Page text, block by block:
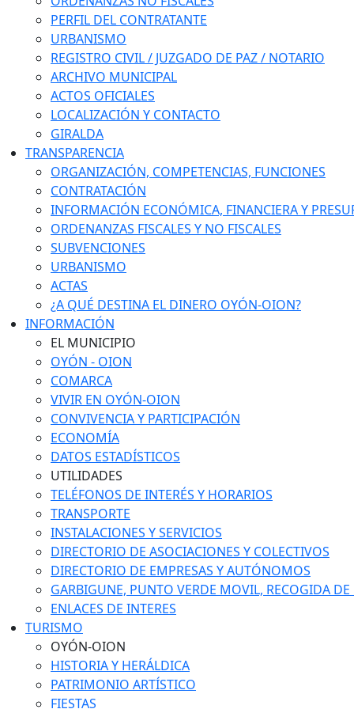
PERFIL DEL CONTRATANTE
URBANISMO
REGISTRO CIVIL / JUZGADO DE PAZ / NOTARIO
ARCHIVO MUNICIPAL
ACTOS OFICIALES
LOCALIZACIÓN Y CONTACTO
GIRALDA
TRANSPARENCIA
ORGANIZACIÓN, COMPETENCIAS, FUNCIONES
CONTRATACIÓN
INFORMACIÓN ECONÓMICA, FINANCIERA Y
ORDENANZAS FISCALES Y NO FISCALES
SUBVENCIONES
URBANISMO
ACTAS
¿A QUÉ DESTINA EL DINERO OYÓN-OION?
INFORMACIÓN
EL MUNICIPIO
OYÓN - OION
COMARCA
VIVIR EN OYÓN-OION
CONVIVENCIA Y PARTICIPACIÓN
ECONOMÍA
DATOS ESTADÍSTICOS
UTILIDADES
TELÉFONOS DE INTERÉS Y HORARIOS
TRANSPORTE
INSTALACIONES Y SERVICIOS
DIRECTORIO DE ASOCIACIONES Y COLECTIVOS
DIRECTORIO DE EMPRESAS Y AUTÓNOMOS
GARBIGUNE, PUNTO VERDE MOVIL, RECOGIDA DE
ENLACES DE INTERES
TURISMO
OYÓN-OION
HISTORIA Y HERÁLDICA
PATRIMONIO ARTÍSTICO
FIESTAS